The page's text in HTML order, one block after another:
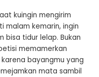
kuingin mengirim
malam kemarin, ingin
bisa tidur lelap. Bukan
memamerkan
bayangmu yang
mata sambil